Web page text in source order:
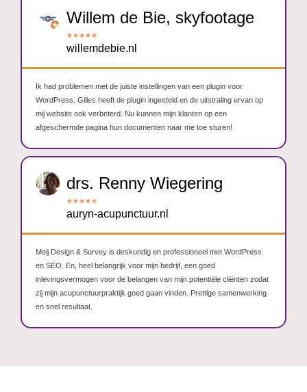
Willem de Bie, skyfootage
★★★★★
willemdebie.nl
Ik had problemen met de juiste instellingen van een plugin voor
WordPress. Gilles heeft de plugin ingesteld en de uitstraling ervan op
mij website ook verbeterd. Nu kunnen mijn klanten op een
afgeschermde pagina hun documenten naar me toe sturen!
drs. Renny Wiegering
★★★★★
auryn-acupunctuur.nl
Meij Design & Survey is deskundig en professioneel met WordPress
en SEO. En, heel belangrijk voor mijn bedrijf, een goed
inlevingsvermogen voor de belangen van mijn potentiële cliënten zodat
zij mijn acupunctuurpraktijk goed gaan vinden. Prettige samenwerking
en snel resultaat.